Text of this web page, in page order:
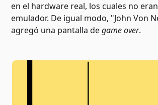
en el hardware real, los cuales no
emulador. De igual modo, "John Von
agregó una pantalla degame over.